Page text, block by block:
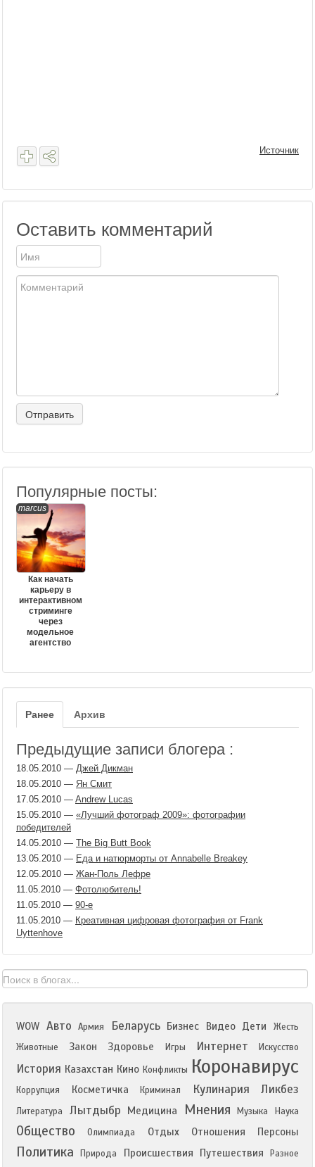
Источник
Оставить комментарий
Популярные посты:
marcus
Как начать
карьеру в
интерактивном
стриминге
через
модельное
агентство
Ранее Архив
Предыдущие записи блогера :
18.05.2010 — Джей Дикман
18.05.2010 — Ян Смит
17.05.2010 — Andrew Lucas
15.05.2010 — «Лучший фотограф 2009»: фотографии
победителей
14.05.2010 — The Big Butt Book
13.05.2010 — Еда и натюрморты от Annabelle Breakey
12.05.2010 — Жан-Поль Лефре
11.05.2010 — Фотолюбитель!
11.05.2010 — 90-е
11.05.2010 — Креативная цифровая фотография от Frank
Uyttenhove
WOW Авто Армия Беларусь Бизнес Видео Дети
Жесть
Животные
Закон Здоровье Игры Интернет Искусство
История Казахстан Кино Конфликты Коронавирус
Коррупция Косметичка Криминал Кулинария Ликбез
Литература Лытдыбр Медицина Мнения Музыка Наука
Общество Олимпиада Отдых Отношения Персоны
Политика Природа Происшествия Путешествия Разное